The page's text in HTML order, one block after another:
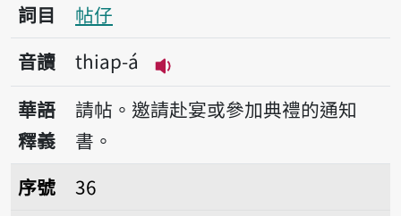
詞目
帖仔
音讀
thiap-á
播放音讀thiap-á
華語
釋義
請帖。邀請赴宴或參加典禮的通知
書。
序號36停電
序號
36